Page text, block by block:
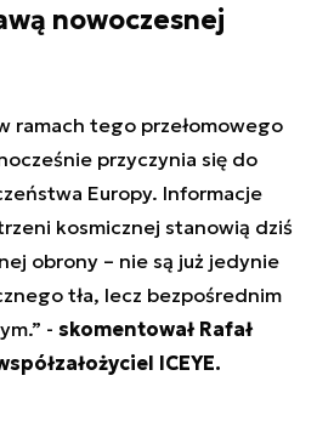
nowoczesnej
ramach tego przełomowego
przyczynia się do
Europy. Informacje
kosmicznej stanowią dziś
obrony – nie są już jedynie
tła, lecz bezpośrednim
- skomentował Rafał
ICEYE.